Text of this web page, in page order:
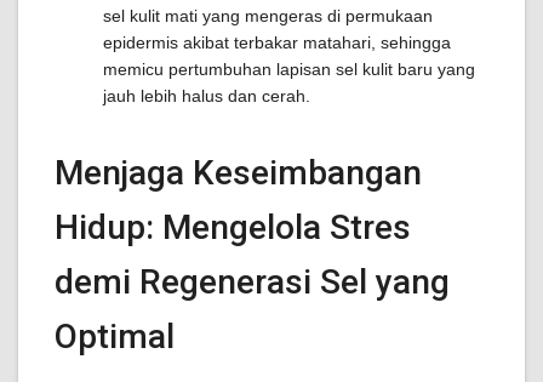
sel kulit mati yang mengeras di permukaan
epidermis akibat terbakar matahari, sehingga
memicu pertumbuhan lapisan sel kulit baru yang
jauh lebih halus dan cerah.
Menjaga Keseimbangan
Hidup: Mengelola Stres
demi Regenerasi Sel yang
Optimal